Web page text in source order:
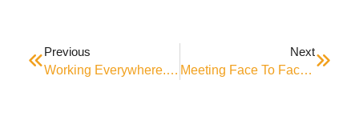
Previous
Working Everywhere. Any Time. Any Place.
Next
Meeting Face To Face Is The First Step To Success.